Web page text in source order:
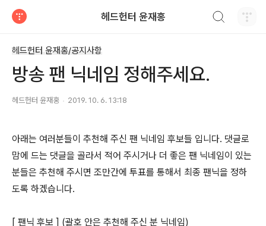
헤드헌터 윤재홍
헤드헌터 윤재홍/공지사항
방송 팬 닉네임 정해주세요.
헤드헌터 윤재홍 2019. 10. 6. 13:18
아래는 여러분들이 추천해 주신 팬 닉네임 후보들 입니다. 댓글로
맘에 드는 댓글을 골라서 적어 주시거나 더 좋은 팬 닉네임이 있는
분들은 추천해 주시면 조만간에 투표를 통해서 최종 팬닉을 정하
도록 하겠습니다.
[ 팬닉 후보 ] (괄호 안은 추천해 주신 분 닉네임)